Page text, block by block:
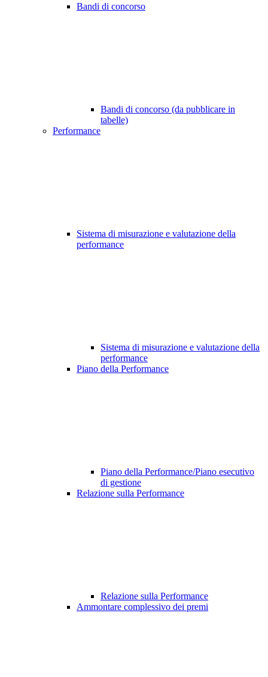
Bandi di concorso
Bandi di concorso (da pubblicare in
tabelle)
Performance
Sistema di misurazione e valutazione della
performance
Sistema di misurazione e valutazione della
performance
Piano della Performance
Piano della Performance/Piano esecutivo
di gestione
Relazione sulla Performance
Relazione sulla Performance
Ammontare complessivo dei premi